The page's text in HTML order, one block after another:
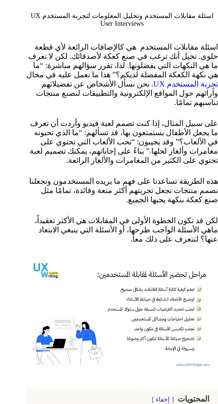
اسئلة مقابلات المستخدم وتحليل المعلومات لتجربة المستخدم UX
User Interviews
اسئلة مقابلات المستخدم هي كالإضافات الرائعة لأي قطعة
حلوى. تخيل أنك ترغب في صنع كعكة لأصدقائك. لكن لا تعرف
ما هي النكهات التي يفضلونها. لذا، تقرر سؤالهم مباشرة: “ما
هي نكهة الكعكة المفضلة لديكم؟” هذا ما نعمل عليه في مجال
تجربة المستخدم UX
. نحن نسأل الأشخاص عن تفضيلاتهم
وآرائهم حول المواقع الإلكترونية والتطبيقات لنصنع منتجات
تناسبهم تمامًا.
على سبيل المثال، إذا كنت تصمم لعبة فيديو وأردت أن تعرف
ما يجعل الأطفال يستمتعون بها، قد تسألهم: “ما الذي تحبونه
في الألعاب؟” وقد يجيبون: “نحب الألعاب التي تحتوي على
مغامرات وألغاز لحلها.” بناءً على إجاباتهم، يمكنك تصميم لعبة
تحتوي على الكثير من المغامرات والألغاز الرائعة.
هذه الطريقة تساعدنا على فهم ما يريده المستخدمون وتجعلنا
نصمم منتجات تجعل تجربتهم أكثر متعة وفائدة، تمامًا مثل
صنع كعكة بنكهة يحبها الجميع.
لكن قد تكون الخطوة الأولى في المقابلات هي الأكثر تعقيداً،
ماهي الأسئلة الواجب طرحها، أو الأسئلة التي ينبغي الابتعاد
عنها؟ لنتعرف على ذلك معاً.
المحتويات إخفاء